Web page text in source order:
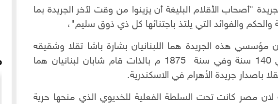
"أصحاب الأقلام البليغة أن يزينوا من وقت لآخر الجريدة بما
والحكم والفوائد التي يلتذ باجتنائها كل ذي ذوق سليم"،
هذه الجريدة هما اللبنانيان بشارة باشا تقلا وشقيقه
سليم تقلا، فقبل حوالي 140 سنة وفي سنة 1875 م بالذات قام شابان لبنانيان هما
باصدار جريدة الأهرام في الاسكندرية.
لان مصر كانت تحت السلطة الفعلية للخديوي الذي منحها حرية